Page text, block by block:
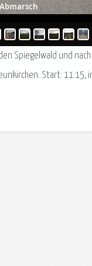
Spiegelwald und
Start: